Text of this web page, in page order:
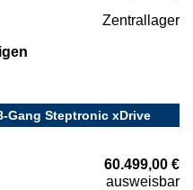
Zentrallager
Gang Steptronic xDrive
60.499,00 €
ausweisbar